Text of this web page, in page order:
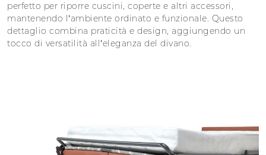
perfetto per riporre cuscini, coperte e altri accessori,
mantenendo l’ambiente ordinato e funzionale. Questo
dettaglio combina praticità e design, aggiungendo un
tocco di versatilità all’eleganza del divano.